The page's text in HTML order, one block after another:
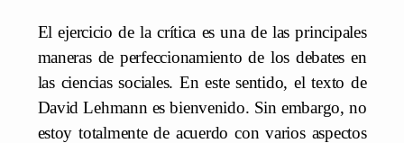
El ejercicio de la crítica es una de las principales
maneras de perfeccionamiento de los debates en
las ciencias sociales. En este sentido, el texto de
David Lehmann es bienvenido. Sin embargo, no
estoy totalmente de acuerdo con varios aspectos